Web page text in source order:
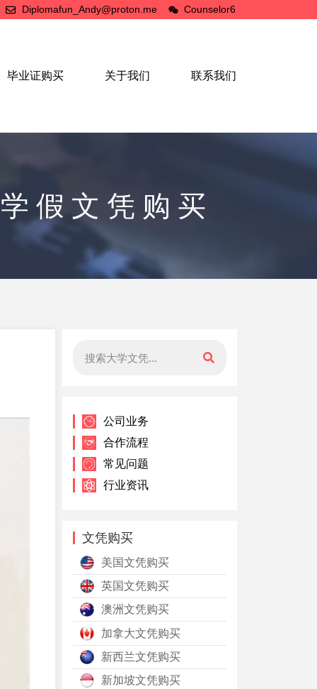
Diplomafun_Andy@proton.me Counselor6
毕业证购买 关于我们 联系我们
假文凭购买
公司业务
合作流程
常见问题
行业资讯
文凭购买
美国文凭购买
英国文凭购买
澳洲文凭购买
加拿大文凭购买
新西兰文凭购买
新加坡文凭购买